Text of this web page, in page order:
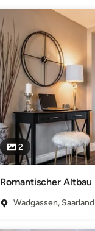
2
Romantischer Altbau
Wadgassen, Saarland